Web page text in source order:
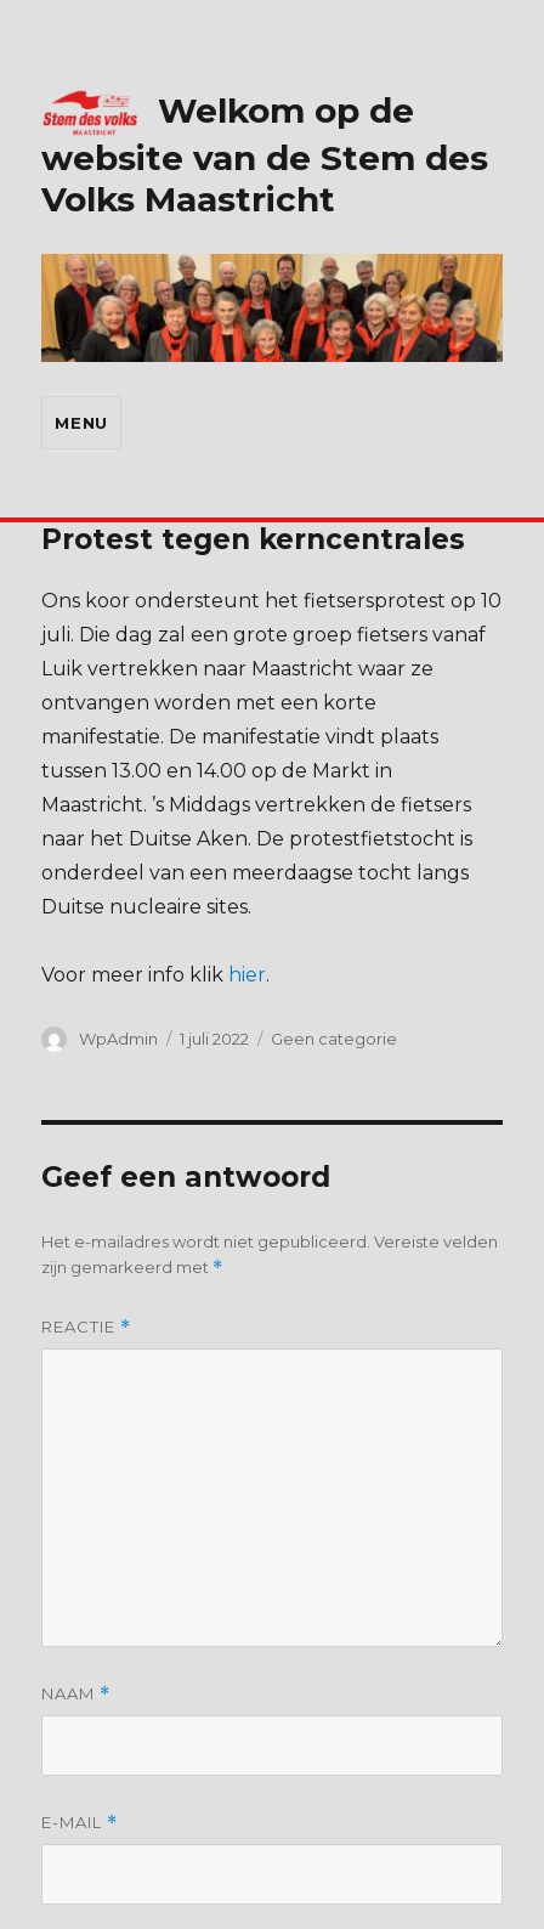
Welkom op de
website van de Stem des
Volks Maastricht
MENU
Protest tegen kerncentrales
Ons koor ondersteunt het fietsersprotest op 10
juli. Die dag zal een grote groep fietsers vanaf
Luik vertrekken naar Maastricht waar ze
ontvangen worden met een korte
manifestatie. De manifestatie vindt plaats
tussen 13.00 en 14.00 op de Markt in
Maastricht. ’s Middags vertrekken de fietsers
naar het Duitse Aken. De protestfietstocht is
onderdeel van een meerdaagse tocht langs
Duitse nucleaire sites.
Voor meer info klik hier.
Auteur
WpAdmin
Geplaatst
1 juli 2022 Categorieën
Geen categorie
Geef een antwoord
Het e-mailadres wordt niet gepubliceerd. Vereiste velden
zijn gemarkeerd met *
REACTIE *
NAAM *
E-MAIL *